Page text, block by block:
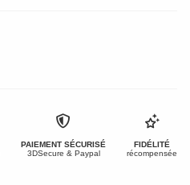
PAIEMENT SÉCURISÉ
3DSecure & Paypal
FIDÉLITÉ
récompensée